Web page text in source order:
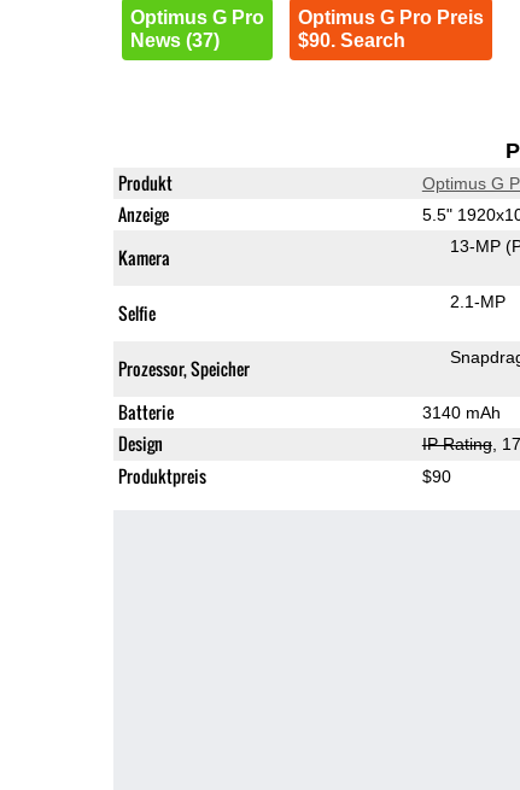
Optimus G Pro
News (37)
Optimus G Pro Preis
$90. Search
Produkt Optimus G
Anzeige 5.5"
Kamera 13-MP
Selfie 2.1-MP
Prozessor, Speicher
Batterie 3140 mAh
Design IP Rating,
Produktpreis $90